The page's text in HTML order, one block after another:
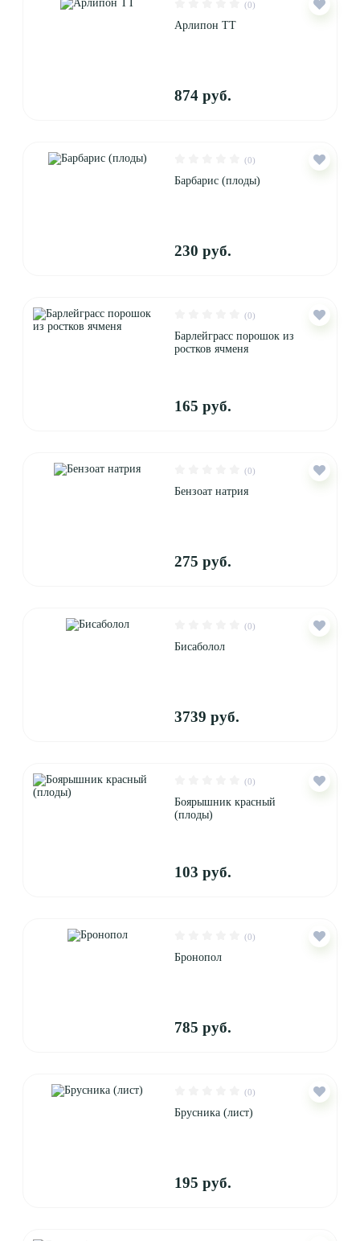
(0)
Арлипон ТТ
874 руб.
(0)
Барбарис (плоды)
230 руб.
(0)
Барлейграсс порошок из
ростков ячменя
165 руб.
(0)
Бензоат натрия
275 руб.
(0)
Бисаболол
3739 руб.
(0)
Боярышник красный
(плоды)
103 руб.
(0)
Бронопол
785 руб.
(0)
Брусника (лист)
195 руб.